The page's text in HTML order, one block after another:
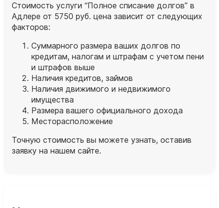
Стоимость услуги “Полное списание долгов” в
Адлере от 5750 руб. цена зависит от следующих
факторов:
Суммарного размера ваших долгов по
кредитам, налогам и штрафам с учетом пени
и штрафов выше
Наличия кредитов, займов
Наличия движимого и недвижимого
имущества
Размера вашего официального дохода
Месторасположение
Точную стоимость вы можете узнать, оставив
заявку на нашем сайте.